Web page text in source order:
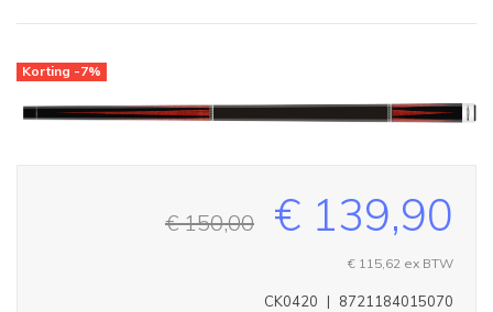
Korting -7%
€ 150,00 € 139,90
€ 115,62 ex BTW
8721184015070
|
CK0420